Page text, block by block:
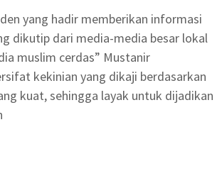
yang hadir memberikan informasi
dikutip dari media-media besar lokal
muslim cerdas” Mustanir
kekinian yang dikaji berdasarkan
kuat, sehingga layak untuk dijadikan